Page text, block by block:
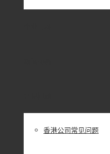
香港公司常见问题